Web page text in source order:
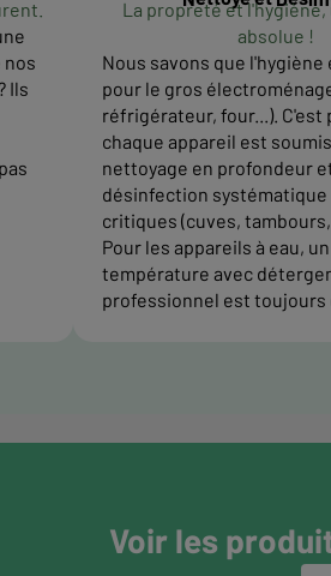
nos
Ils
La propreté et
absolue !
Nous savons que
pour le gros
réfrigérateur, four...). C'est
chaque appareil est
nettoyage en profondeur
désinfection systématique
critiques (cuves,
Pour les appareils à eau,
température avec
professionnel est
Voir les